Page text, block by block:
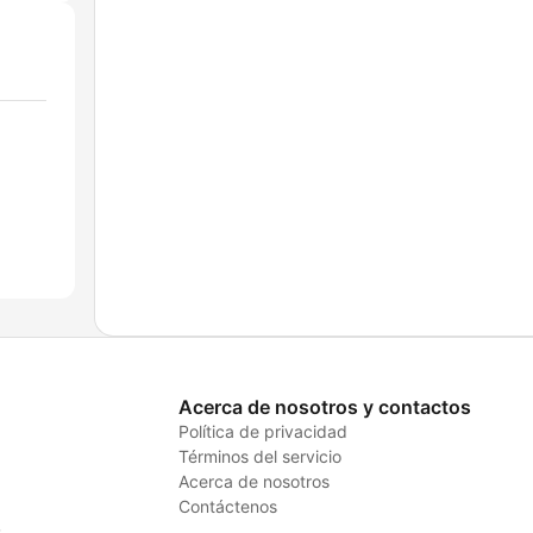
Acerca de nosotros y contactos
Política de privacidad
Términos del servicio
Acerca de nosotros
Contáctenos